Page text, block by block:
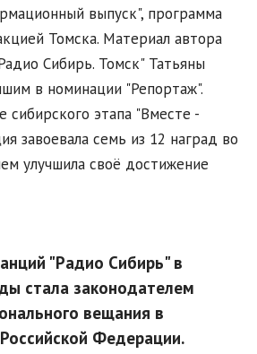
выпуск", программа
Томска. Материал автора
Сибирь. Томск" Татьяны
в номинации "Репортаж".
сибирского этапа "Вместе -
завоевала семь из 12 наград во
улучшила своё достижение
"Радио Сибирь" в
стала законодателем
вещания в
Федерации.